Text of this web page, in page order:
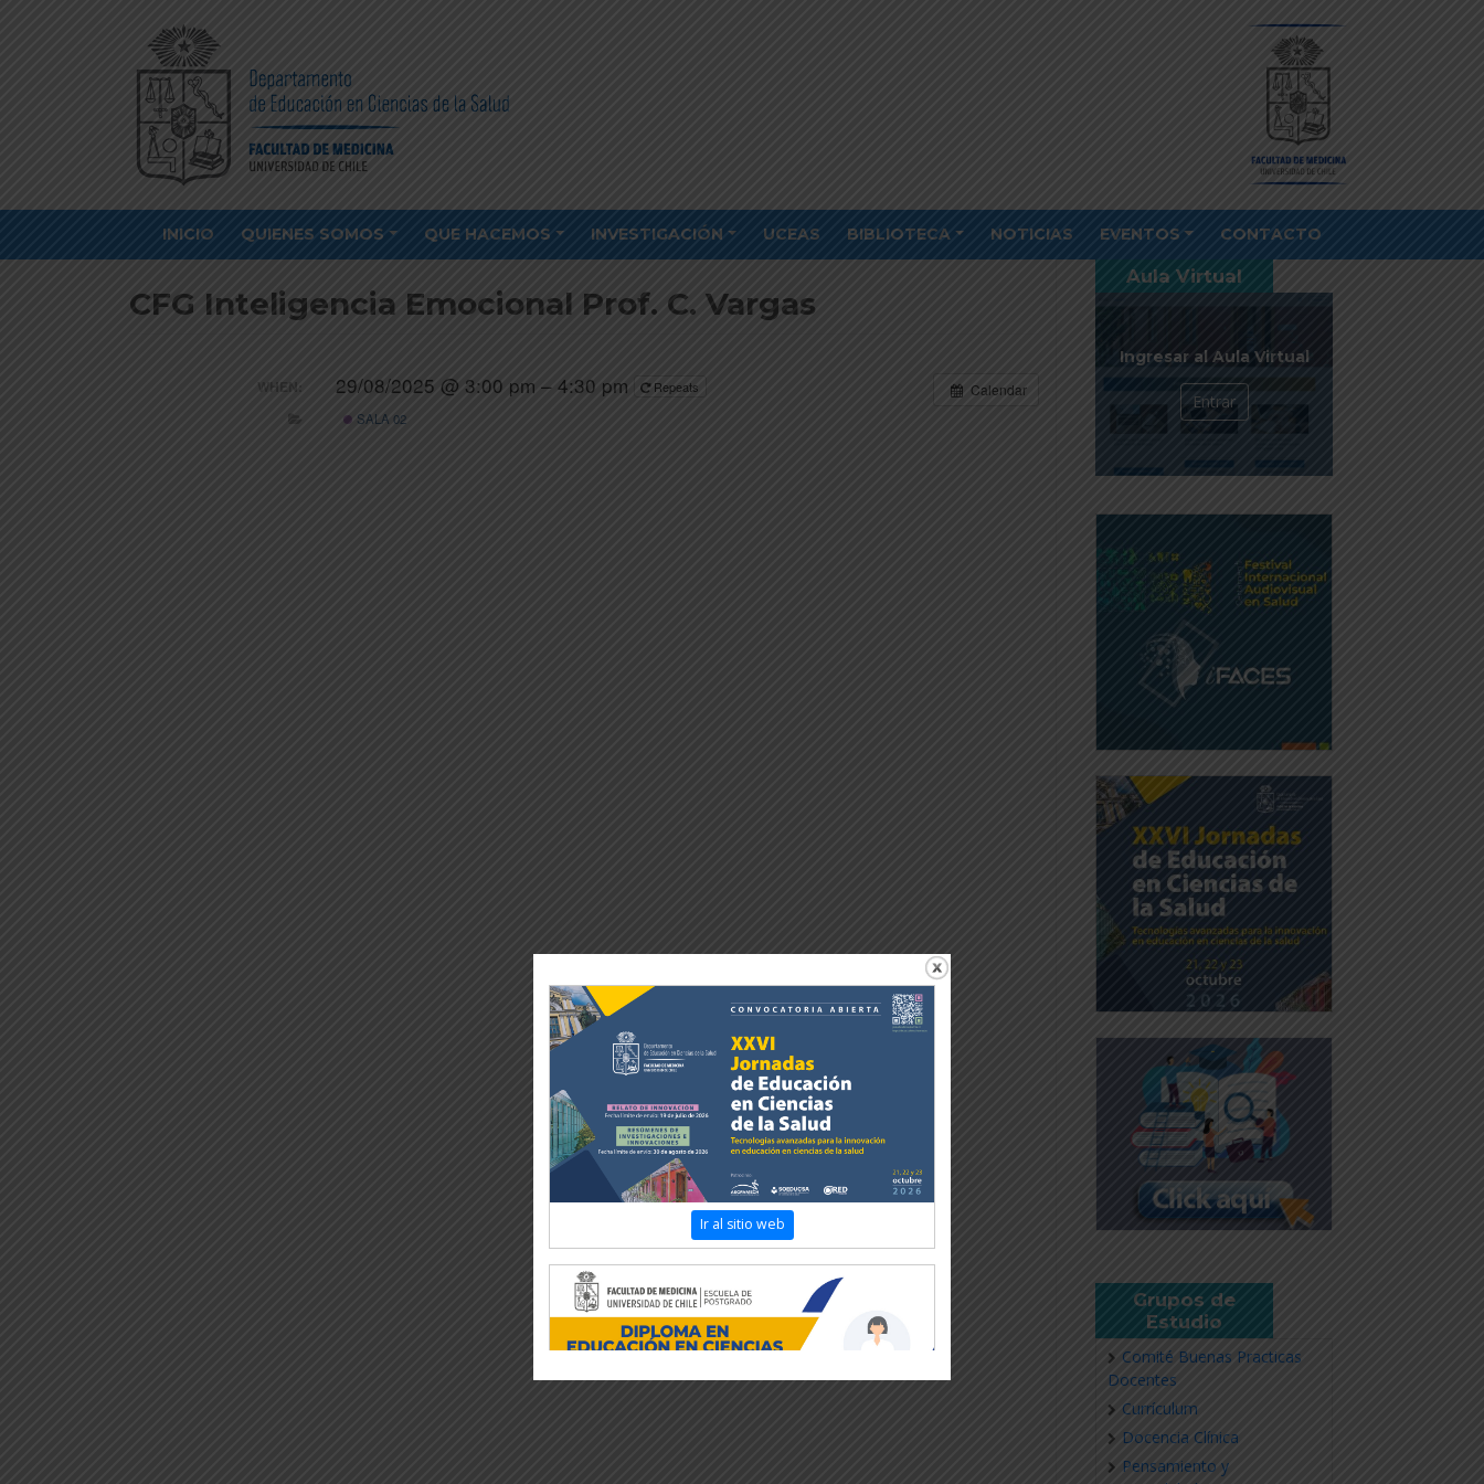
INICIO QUIENES SOMOS QUE HACEMOS INVESTIGACIÓN UCEAS BIBLIOTECA NOTICIAS EVENTOS CONTACTO
CFG Inteligencia Emocional Prof. C. Vargas
Calendar
WHEN: 29/08/2025 @ 3:00 pm – 4:30 pm
Repeats
SALA 02
Aula Virtual
Ingresar al Aula Virtual
Entrar
Grupos de
Estudio
Comité Buenas Practicas
Docentes
Currículum
Docencia Clínica
Pensamiento y
Ir al sitio web